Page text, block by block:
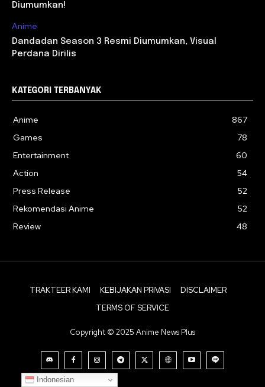
Diumumkan!
Anime
Dandadan Season 3 Resmi Diumumkan, Visual
Perdana Dirilis
KATEGORI TERBANYAK
Anime
867
Games
78
Entertainment
60
Action
54
Press Release
52
Rekomendasi Anime
52
Review
48
TRAKTEER KAMI KEBIJAKAN PRIVASI
DISCLAIMER
TERMS OF SERVICE
Copyright © 2025 Anime News Plus
Indonesian